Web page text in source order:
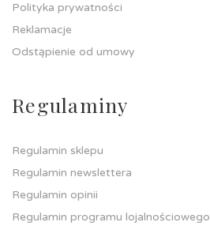
Polityka prywatności
Reklamacje
Odstąpienie od umowy
Regulaminy
Regulamin sklepu
Regulamin newslettera
Regulamin opinii
Regulamin programu lojalnościowego